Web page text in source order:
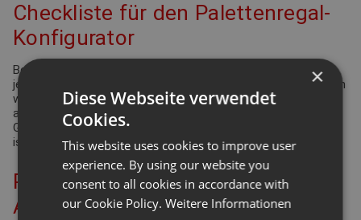
Checkliste für den Palettenregal-
Konfigurator
Bei der Planung Ihrer Regalanlage für Palettenregale gibt es
jede Menge Punkte zu überprüfen und einzuhalten. Viele davon
werden durch die Arbeitsstättenverordnung geregelt. Aber
auch Ergonomie und Effizienz spielen eine bedeutende Rolle.
Gleiches gilt für die Funktionsdefinition des Lagers: Wie hoch
ist der Warenumschlag? Wie groß ist die Produktvielfalt?
Planung Ihrer Palettenregal-
Anlage – berücksichtigen Sie die
×
Diese Webseite verwendet
Cookies.
This website uses cookies to improve user
experience. By using our website you
consent to all cookies in accordance with
our Cookie Policy. Weitere Informationen